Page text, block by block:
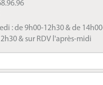
: de 9h00-12h30 & de
& sur RDV l'après-midi